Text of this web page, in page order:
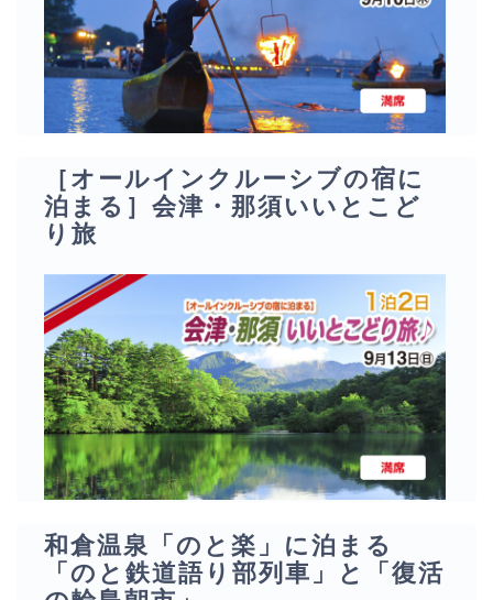
［オールインクルーシブの宿に
泊まる］会津・那須いいとこど
り旅
和倉温泉「のと楽」に泊まる
「のと鉄道語り部列車」と「復活